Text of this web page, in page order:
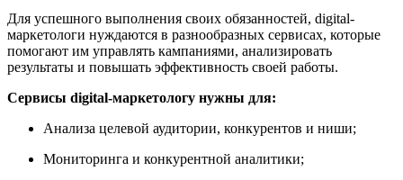
Для успешного выполнения своих обязанностей, digital-
маркетологи нуждаются в разнообразных сервисах, которые
помогают им управлять кампаниями, анализировать
результаты и повышать эффективность своей работы.
Сервисы digital-маркетологу нужны для:
Анализа целевой аудитории, конкурентов и ниши;
Мониторинга и конкурентной аналитики;